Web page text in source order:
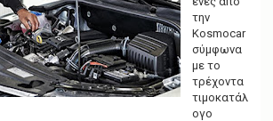
την
Kosmocar
σύμφωνα
με το
τρέχοντα
τιμοκατάλ
ογο